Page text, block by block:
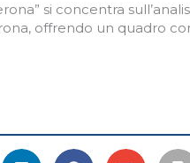
si concentra
offrendo un quadro